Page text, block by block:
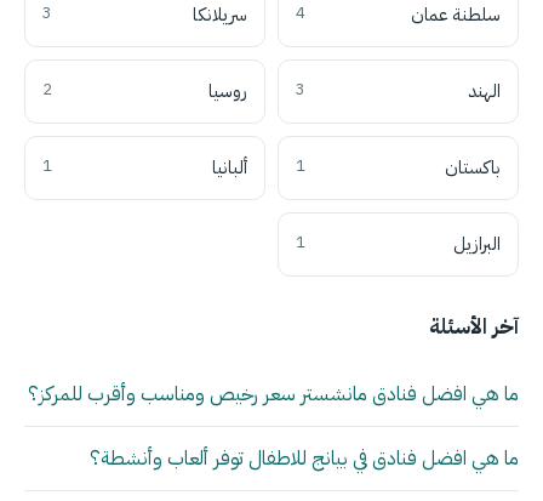
سلطنة عمان 4 سريلانكا 3
الهند 3 روسيا 2
باكستان 1 ألبانيا 1
البرازيل 1
آخر الأسئلة
ما هي افضل فنادق مانشستر سعر رخيص ومناسب وأقرب للمركز؟
ما هي افضل فنادق في بيانج للاطفال توفر ألعاب وأنشطة؟